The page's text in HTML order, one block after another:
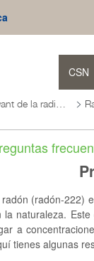
CSN
radón (radón-222)
la naturaleza.
a
tienes algunas